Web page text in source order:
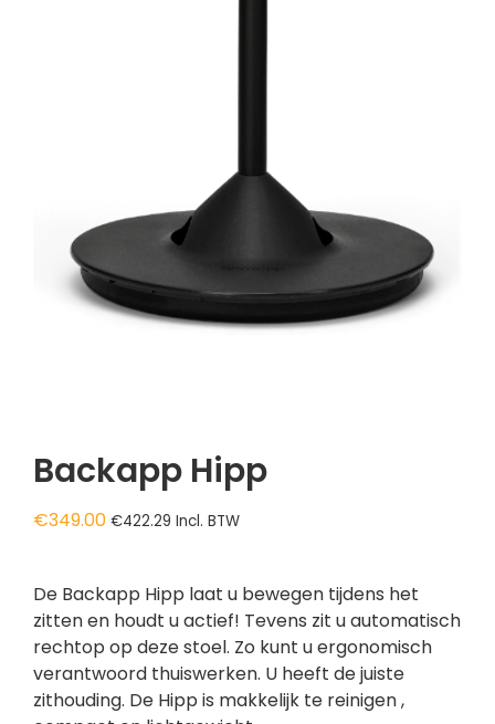
Backapp Hipp
€349.00 €422.29 Incl. BTW
De Backapp Hipp laat u bewegen tijdens het
zitten en houdt u actief! Tevens zit u automatisch
rechtop op deze stoel. Zo kunt u ergonomisch
verantwoord thuiswerken. U heeft de juiste
zithouding. De Hipp is makkelijk te reinigen ,